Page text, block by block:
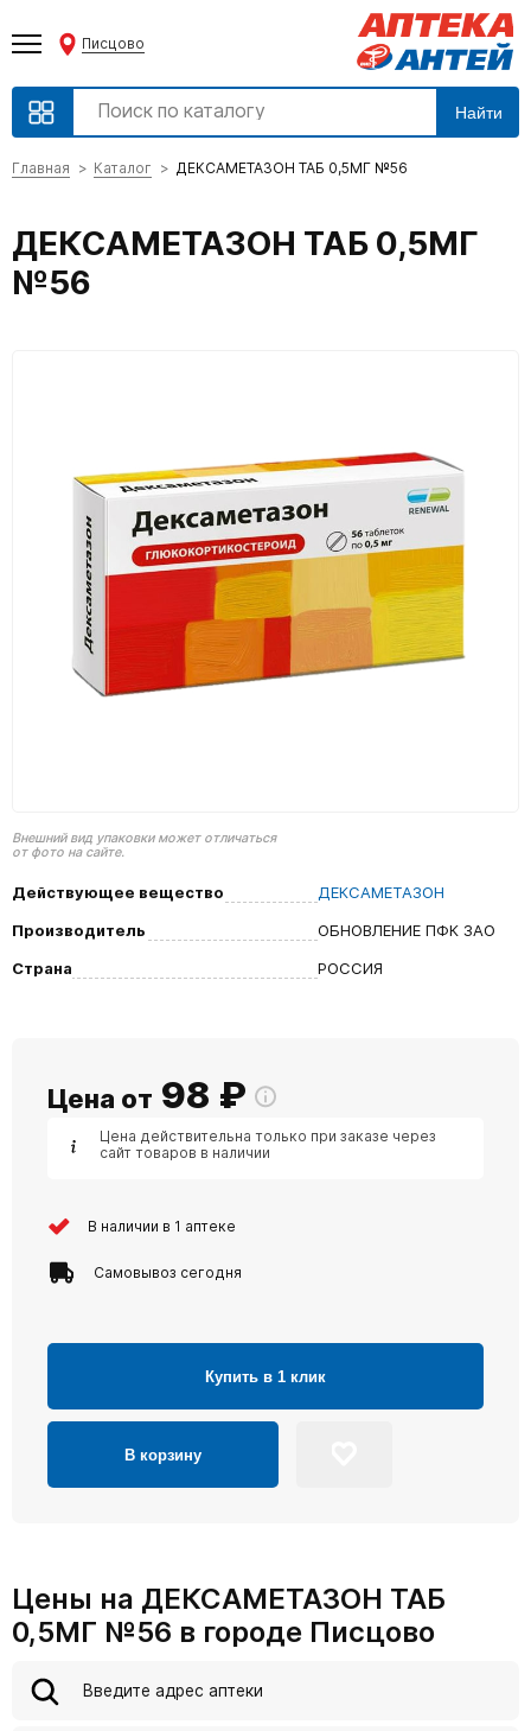
Писцово
Найти
Главная Каталог ДЕКСАМЕТАЗОН ТАБ 0,5МГ №56
ДЕКСАМЕТАЗОН ТАБ 0,5МГ
№56
Внешний вид упаковки может отличаться
от фото на сайте.
Действующее вещество
ДЕКСАМЕТАЗОН
Производитель
ОБНОВЛЕНИЕ ПФК ЗАО
Страна
РОССИЯ
Цена от 98 ₽
Цена действительна только при заказе через
сайт товаров в наличии
В наличии в 1 аптеке
Самовывоз сегодня
Купить в 1 клик
В корзину
Цены на ДЕКСАМЕТАЗОН ТАБ
0,5МГ №56 в городе Писцово